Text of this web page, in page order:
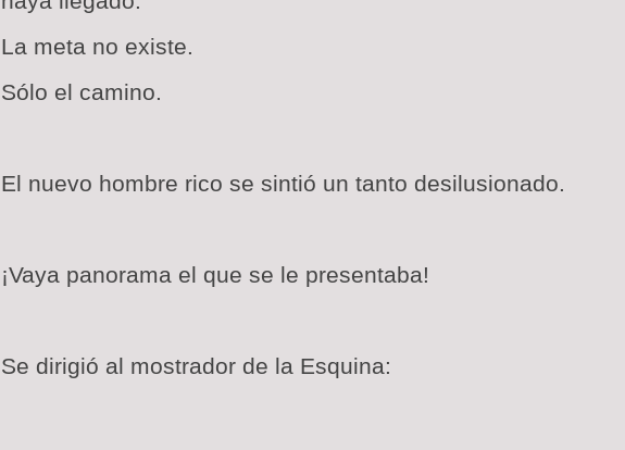
La meta no existe.
Sólo el camino.
El nuevo hombre rico se sintió un tanto desilusionado.
¡Vaya panorama el que se le presentaba!
Se dirigió al mostrador de la Esquina: